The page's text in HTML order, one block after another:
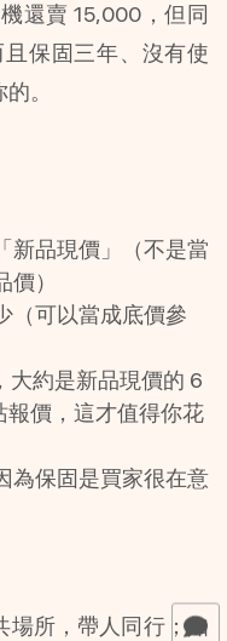
還賣 15,000，但同
保固三年、沒有使
。
新品現價」（不是當
）
（可以當成底價參
大約是新品現價的 6
報價，這才值得你花
為保固是買家很在意
場所，帶人同行；如